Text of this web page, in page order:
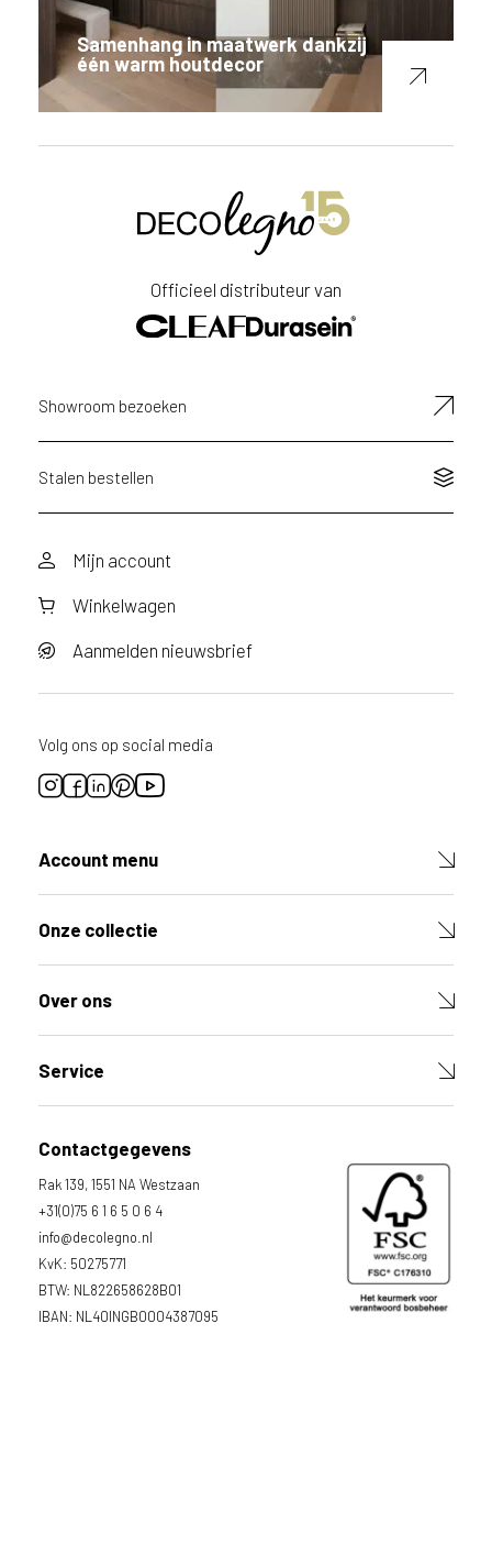
Samenhang in maatwerk dankzij
één warm houtdecor
Officieel distributeur van
Showroom bezoeken
Stalen bestellen
Mijn account
Winkelwagen
Aanmelden nieuwsbrief
Volg ons op social media
Account menu
Onze collectie
Over ons
Service
Contactgegevens
Rak 139, 1551 NA Westzaan
+31(0)75 6 1 6 5 0 6 4
info@decolegno.nl
KvK: 50275771
BTW: NL822658628B01
IBAN: NL40INGB0004387095